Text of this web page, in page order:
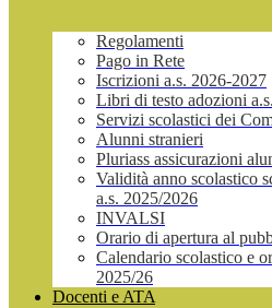
Regolamenti
Pago in Rete
Iscrizioni a.s. 2026-2027
Libri di testo adozioni
Servizi scolastici dei
Alunni stranieri
Pluriass assicurazioni
Validità anno scolastico
a.s. 2025/2026
INVALSI
Orario di apertura al
Calendario scolastico e
2025/26
Docenti e ATA